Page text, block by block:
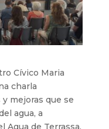
Cívico Maria
charla
mejoras que se
agua, a
Agua de Terrassa,